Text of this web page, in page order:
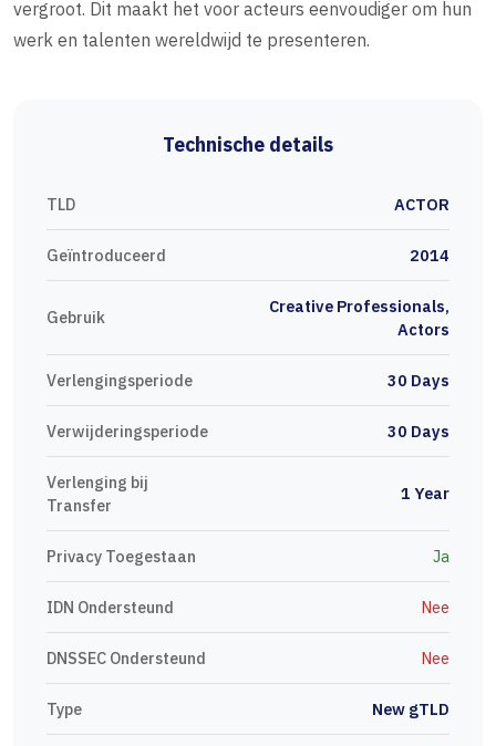
vergroot. Dit maakt het voor acteurs eenvoudiger om hun
werk en talenten wereldwijd te presenteren.
Technische details
TLD ACTOR
Geïntroduceerd 2014
Gebruik
Creative Professionals,
Actors
Verlengingsperiode 30 Days
Verwijderingsperiode 30 Days
Verlenging bij
Transfer
1 Year
Privacy Toegestaan Ja
IDN Ondersteund Nee
DNSSEC Ondersteund Nee
Type New gTLD